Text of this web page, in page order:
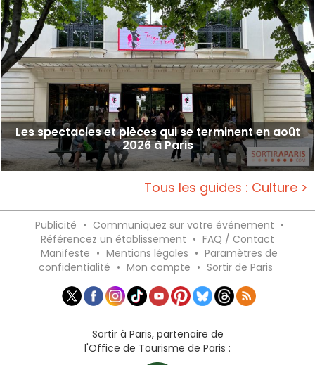
Les spectacles et pièces qui se terminent en août
2026 à Paris
Tous les guides : Culture >
Publicité • Communiquez sur votre événement •
Référencez un établissement • FAQ / Contact
Manifeste • Mentions légales • Paramètres de
confidentialité • Mon compte • Sortir de Paris
Sortir à Paris, partenaire de
l'Office de Tourisme de Paris :